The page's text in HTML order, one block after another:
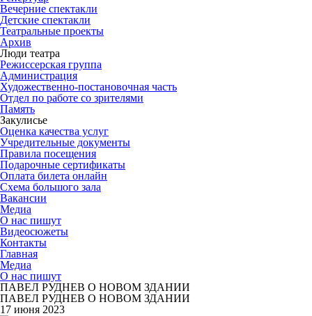
Вечерние спектакли
Детские спектакли
Театральные проекты
Архив
Люди театра
Режиссерская группа
Администрация
Художественно-постановочная часть
Отдел по работе со зрителями
Память
Закулисье
Оценка качества услуг
Учредительные документы
Правила посещения
Подарочные сертификаты
Оплата билета онлайн
Схема большого зала
Вакансии
Медиа
О нас пишут
Видеосюжеты
Контакты
Главная
Медиа
О нас пишут
ПАВЕЛ РУДНЕВ О НОВОМ ЗДАНИИ
ПАВЕЛ РУДНЕВ О НОВОМ ЗДАНИИ
17 июня 2023